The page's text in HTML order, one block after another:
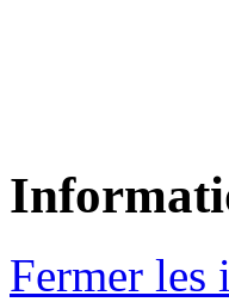
Fermer les